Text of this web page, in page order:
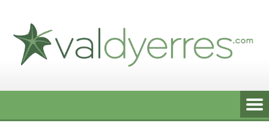
content